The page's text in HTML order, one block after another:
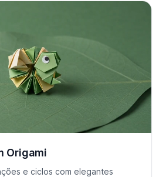
Origami
e ciclos com elegantes